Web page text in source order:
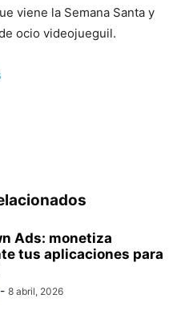
viene la Semana Santa y
ocio videojueguil.
Ads: monetiza
tus aplicaciones para
- 8 abril, 2026